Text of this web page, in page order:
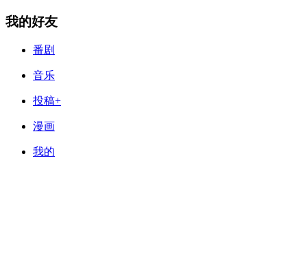
我的好友
番剧
音乐
投稿+
漫画
我的